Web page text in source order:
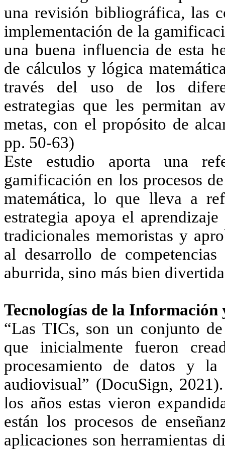
una revisión bibliográfica, las
implementación de la
una buena influencia de esta
de cálculos y lógica
través del uso de los
estrategias que les permitan
metas, con el propósito de
pp. 50-63)
Este estudio aporta una
gamificación en los procesos
matemática, lo que lleva a
estrategia apoya el
tradicionales memoristas y
al desarrollo de
aburrida, sino más bien
Tecnologías de la
“Las TICs, son un conjunto
que inicialmente fueron
procesamiento de datos y
audiovisual” (DocuSign,
los años estas vieron
están los procesos de
aplicaciones son herramientas